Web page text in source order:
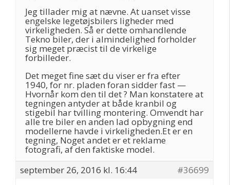
Jeg tillader mig at nævne. At uanset visse
engelske legetøjsbilers ligheder med
virkeligheden. Så er dette omhandlende
Tekno biler, der i almindelighed forholder
sig meget præcist til de virkelige
forbilleder.
Det meget fine sæt du viser er fra efter
1940, for nr. pladen foran sidder fast —
Hvornår kom den til det ? Man konstatere at
tegningen antyder at både kranbil og
stigebil har tvilling montering. Omvendt har
alle tre biler en anden lad opbygning end
modellerne havde i virkeligheden.Et er en
tegning, Noget andet er et reklame
fotografi, af den faktiske model.
september 26, 2016 kl. 16:44
#36699